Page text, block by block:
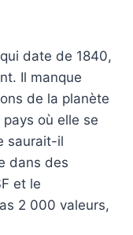
date de 1840,
Il manque
de la planète
où elle se
saurait-il
dans des
et le
2 000 valeurs,